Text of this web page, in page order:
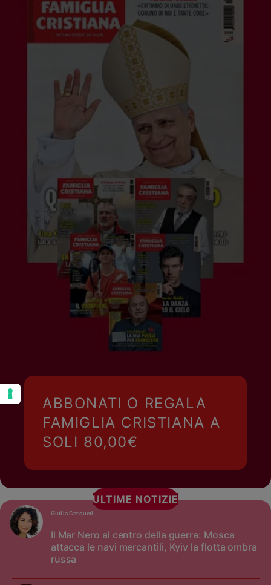
ABBONATI O REGALA
FAMIGLIA CRISTIANA A
SOLI 80,00€
ULTIME NOTIZIE
Il Mar Nero al centro della guerra: Mosca
attacca le navi mercantili, Kyiv la flotta ombra
russa
Giulia Cerqueti